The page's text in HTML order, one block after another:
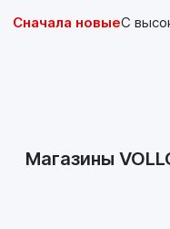
Сначала новыеС
Магазины